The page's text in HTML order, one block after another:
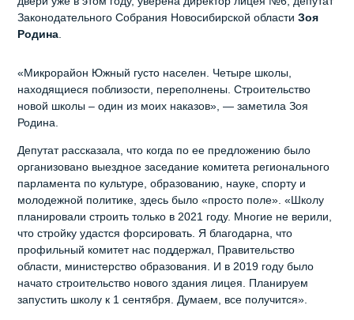
Законодательного Собрания Новосибирской областиЗоя
Родина.
«Микрорайон Южный густо населен. Четыре школы,
находящиеся поблизости, переполнены. Строительство
новой школы – один из моих наказов», — заметила Зоя
Родина.
Депутат рассказала, что когда по ее предложению было
организовано выездное заседание комитета регионального
парламента по культуре, образованию, науке, спорту и
молодежной политике, здесь было «просто поле». «Школу
планировали строить только в 2021 году. Многие не верили,
что стройку удастся форсировать. Я благодарна, что
профильный комитет нас поддержал, Правительство
области, министерство образования. И в 2019 году было
начато строительство нового здания лицея. Планируем
запустить школу к 1 сентября. Думаем, все получится».